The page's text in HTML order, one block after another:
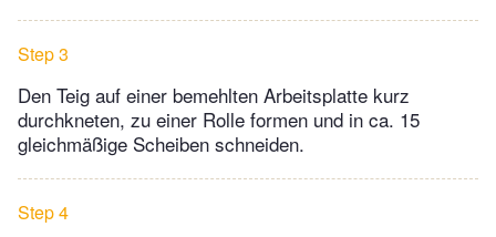
Step 3
Den Teig auf einer bemehlten Arbeitsplatte kurz
durchkneten, zu einer Rolle formen und in ca. 15
gleichmäßige Scheiben schneiden.
Step 4